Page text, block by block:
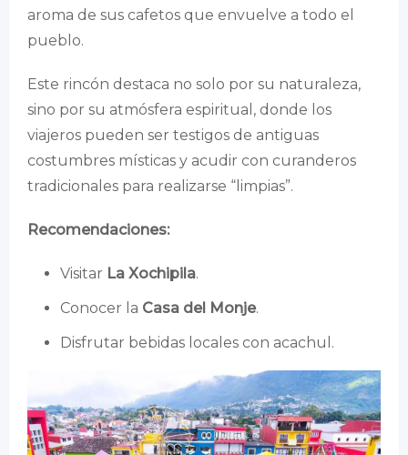
aroma de sus cafetos que envuelve a todo el
pueblo.
Este rincón destaca no solo por su naturaleza,
sino por su atmósfera espiritual, donde los
viajeros pueden ser testigos de antiguas
costumbres místicas y acudir con curanderos
tradicionales para realizarse “limpias”.
Recomendaciones:
Visitar La Xochipila.
Conocer la Casa del Monje.
Disfrutar bebidas locales con acachul.